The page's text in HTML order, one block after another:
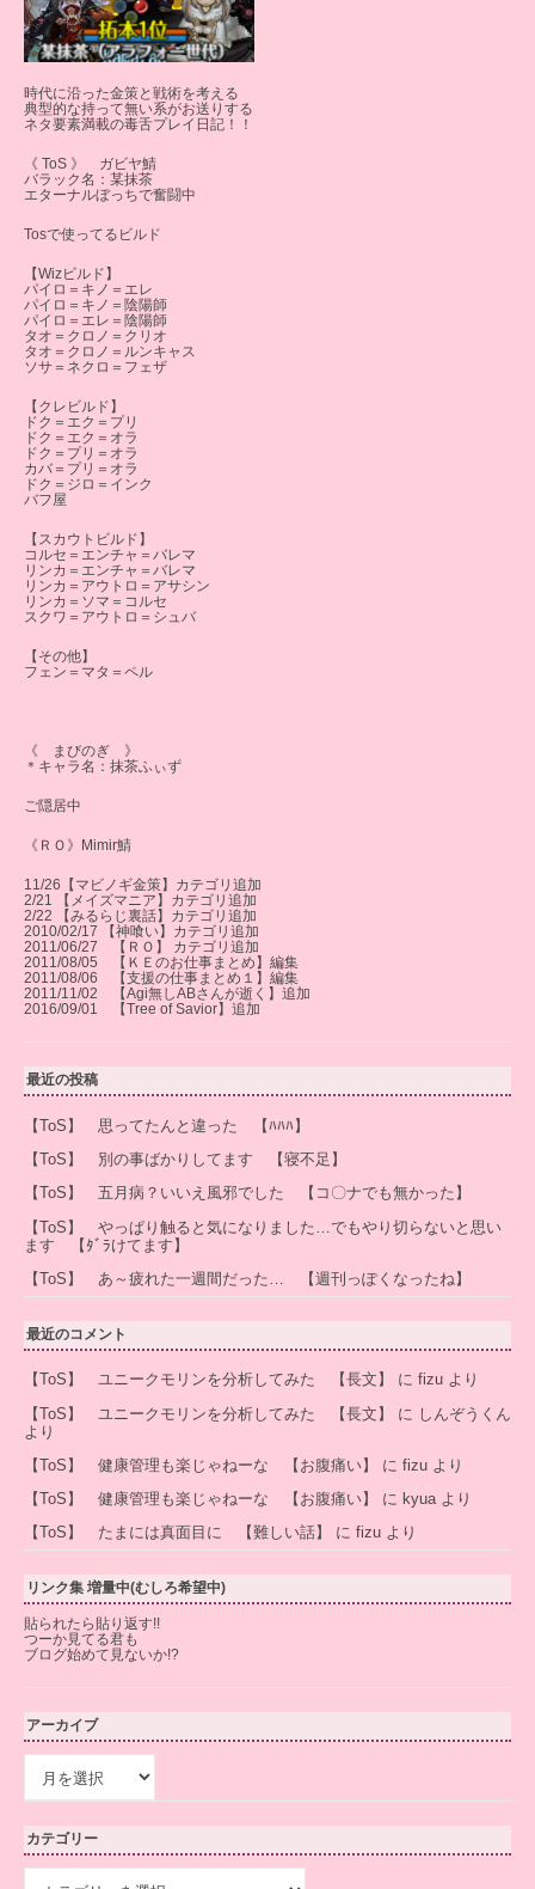
時代に沿った金策と戦術を考える
典型的な持って無い系がお送りする
ネタ要素満載の毒舌プレイ日記！！
《 ToS 》 ガビヤ鯖
バラック名：某抹茶
エターナルぼっちで奮闘中
Tosで使ってるビルド
【Wizビルド】
パイロ＝キノ＝エレ
パイロ＝キノ＝陰陽師
パイロ＝エレ＝陰陽師
タオ＝クロノ＝クリオ
タオ＝クロノ＝ルンキャス
ソサ＝ネクロ＝フェザ
【クレビルド】
ドク＝エク＝プリ
ドク＝エク＝オラ
ドク＝プリ＝オラ
カバ＝プリ＝オラ
ドク＝ジロ＝インク
バフ屋
【スカウトビルド】
コルセ＝エンチャ＝バレマ
リンカ＝エンチャ＝バレマ
リンカ＝アウトロ＝アサシン
リンカ＝ソマ＝コルセ
スクワ＝アウトロ＝シュバ
【その他】
フェン＝マタ＝ペル
《 まびのぎ 》
＊キャラ名：抹茶ふぃず
ご隠居中
《ＲＯ》Mimir鯖
11/26【マビノギ金策】カテゴリ追加
2/21 【メイズマニア】カテゴリ追加
2/22 【みるらじ裏話】カテゴリ追加
2010/02/17 【神喰い】カテゴリ追加
2011/06/27 【ＲＯ】 カテゴリ追加
2011/08/05 【ＫＥのお仕事まとめ】編集
2011/08/06 【支援の仕事まとめ１】編集
2011/11/02 【Agi無しABさんが逝く】追加
2016/09/01 【Tree of Savior】追加
最近の投稿
【ToS】 思ってたんと違った 【ﾊﾊﾊ】
【ToS】 別の事ばかりしてます 【寝不足】
【ToS】 五月病？いいえ風邪でした 【コ〇ナでも無かった】
【ToS】 やっぱり触ると気になりました…でもやり切らないと思い
ます 【ﾀﾞﾗけてます】
【ToS】 あ～疲れた一週間だった… 【週刊っぽくなったね】
最近のコメント
【ToS】 ユニークモリンを分析してみた 【長文】 に fizu より
【ToS】 ユニークモリンを分析してみた 【長文】
に しんぞうくん
より
【ToS】 健康管理も楽じゃねーな 【お腹痛い】
に fizu より
【ToS】 健康管理も楽じゃねーな 【お腹痛い】
に kyuaより
【ToS】 たまには真面目に 【難しい話】
に fizu より
リンク集 増量中(むしろ希望中)
貼られたら貼り返す!!
つーか見てる君も
ブログ始めて見ないか!?
アーカイブ
イ
ブ
カテゴリー